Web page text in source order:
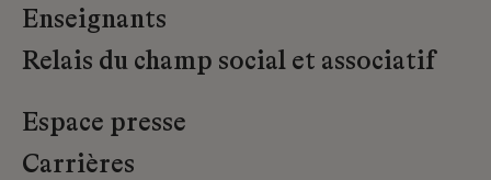
Enseignants
Relais du champ social et associatif
Espace presse
Carrières